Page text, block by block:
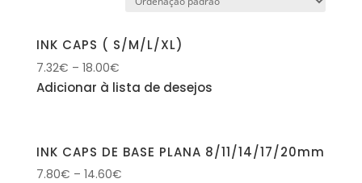
INK CAPS ( S/M/L/XL)
7.32€ – 18.00€
Adicionar à lista de desejos
INK CAPS DE BASE PLANA 8/11/14/17/20mm
7.80€ – 14.60€